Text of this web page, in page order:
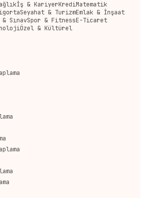
İş & KariyerKrediMatematik
Seyahat & TurizmEmlak & İnşaat
SınavSpor & FitnessE-Ticaret
Özel & Kültürel